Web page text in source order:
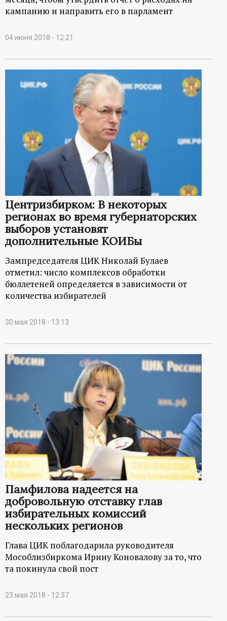
л
кампанию и направить его в парламент
04 июня 2018 - 12:21
Центризбирком: В некоторых
регионах во время губернаторских
выборов установят
дополнительные КОИБы
Зампредседателя ЦИК Николай Булаев
отметил: число комплексов обработки
бюллетеней определяется в зависимости от
количества избирателей
30 мая 2018 - 13:13
Памфилова надеется на
добровольную отставку глав
избирательных комиссий
нескольких регионов
Глава ЦИК поблагодарила руководителя
Мособлизбиркома Ирину Коновалову за то, что
та покинула свой пост
23 мая 2018 - 12:37